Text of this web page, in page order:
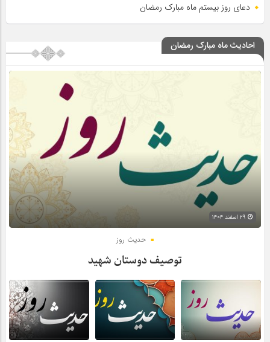
دعای روز بیستم ماه مبارک رمضان
احادیث ماه مبارک رمضان
حدیث روز
توصیف دوستان شهید